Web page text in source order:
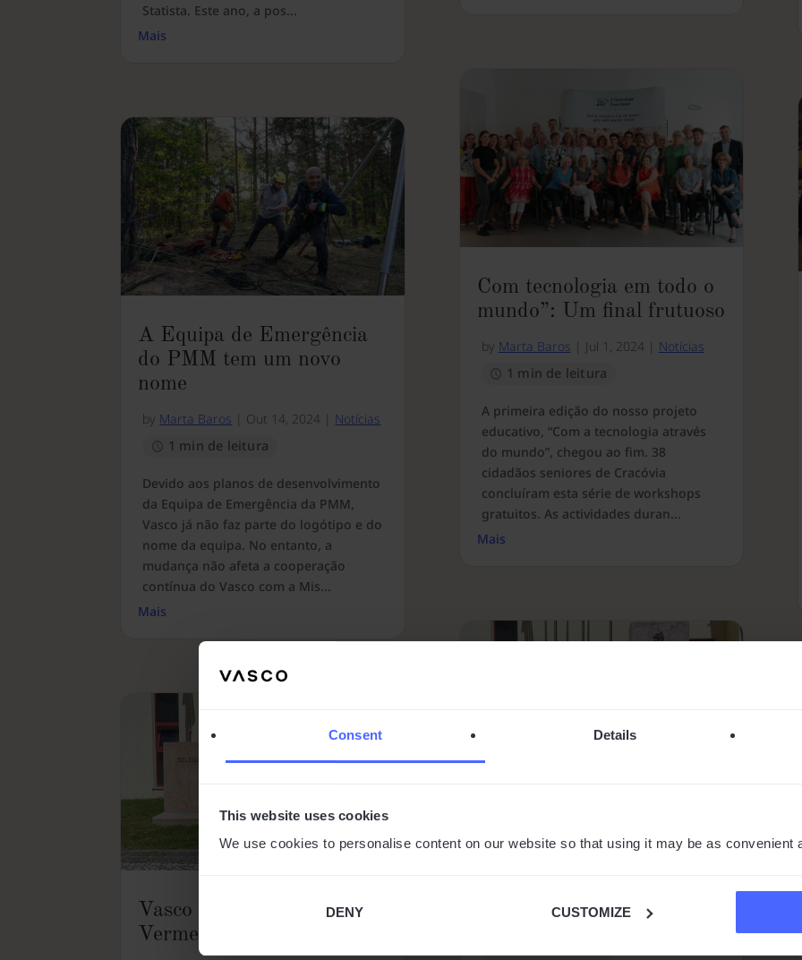
Consent Details
This website uses cookies
We use cookies to personalise content on our website so that using it may be as convenient
DENY CUSTOMIZE
Statista. Este ano, a pos...
Mais
A Equipa de Emergência
do PMM tem um novo
nome
by Marta Baros Out 14, 2024
Notícias
1 min de leitura
Devido aos planos de desenvolvimento
da Equipa de Emergência da PMM,
Vasco já não faz parte do logótipo e do
nome da equipa. No entanto, a
mudança não afeta a cooperação
contínua do Vasco com a Mis...
Mais
Vasco apoia Cruz
Vermelha Portuguesa
Com tecnologia em todo o
mundo”: Um final frutuoso
by Marta Baros Jul 1, 2024
Notícias
1 min de leitura
A primeira edição do nosso projeto
educativo, “Com a tecnologia através
do mundo”, chegou ao fim. 38
cidadãos seniores de Cracóvia
concluíram esta série de workshops
gratuitos. As actividades duran...
Mais
Cruz Vermelha da
Marta Baros|Jun 3, 2024|